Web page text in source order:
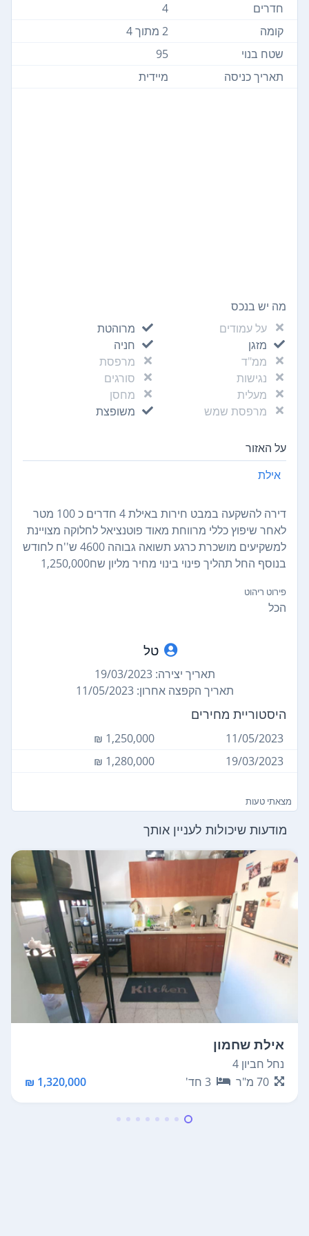
חדרים
4
קומה
2 מתוך 4
שטח בנוי
95
תאריך כניסה
מיידית
מה יש בנכס
על עמודים
מרוהטת
מזגן
חניה
ממ"ד
מרפסת
נגישות
סורגים
מעלית
מחסן
מרפסת שמש
משופצת
על האזור
אילת
דירה להשקעה במבט חירות באילת 4 חדרים כ 100 מטר
לאחר שיפוץ כללי מרווחת מאוד פוטנציאל לחלוקה מצויינת
למשקיעים מושכרת כרגע תשואה גבוהה 4600 ש''ח לחודש
בנוסף החל תהליך פינוי בינוי מחיר מליון שח1,250,000
פירוט ריהוט
הכל
טל
תאריך יצירה: 19/03/2023
תאריך הקפצה אחרון: 11/05/2023
היסטוריית מחירים
11/05/2023
1,250,000 ₪
19/03/2023
1,280,000 ₪
מצאתי טעות
מודעות שיכולות לעניין אותך
אילת שחמון
נחל חביון 4
70 מ"ר 3 חד' 1,320,000 ₪